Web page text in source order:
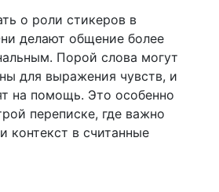
о роли стикеров в
делают общение более
Порой слова могут
для выражения чувств, и
на помощь. Это особенно
переписке, где важно
контекст в считанные